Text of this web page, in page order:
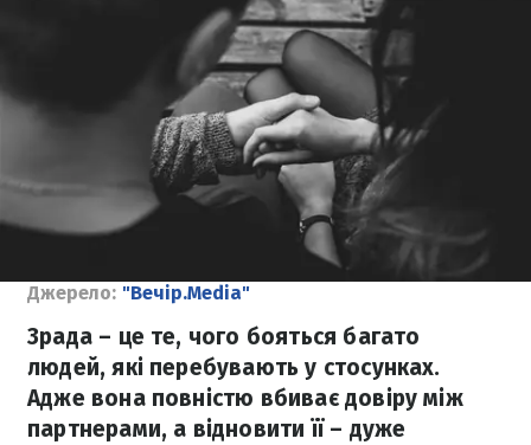
Джерело: "Вечір.Media"
Зрада – це те, чого бояться багато
людей, які перебувають у стосунках.
Адже вона повністю вбиває довіру між
партнерами, а відновити її – дуже